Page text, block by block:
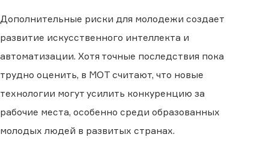
Дополнительные риски для молодежи создает
развитие искусственного интеллекта и
автоматизации. Хотя точные последствия пока
трудно оценить, в МОТ считают, что новые
технологии могут усилить конкуренцию за
рабочие места, особенно среди образованных
молодых людей в развитых странах.